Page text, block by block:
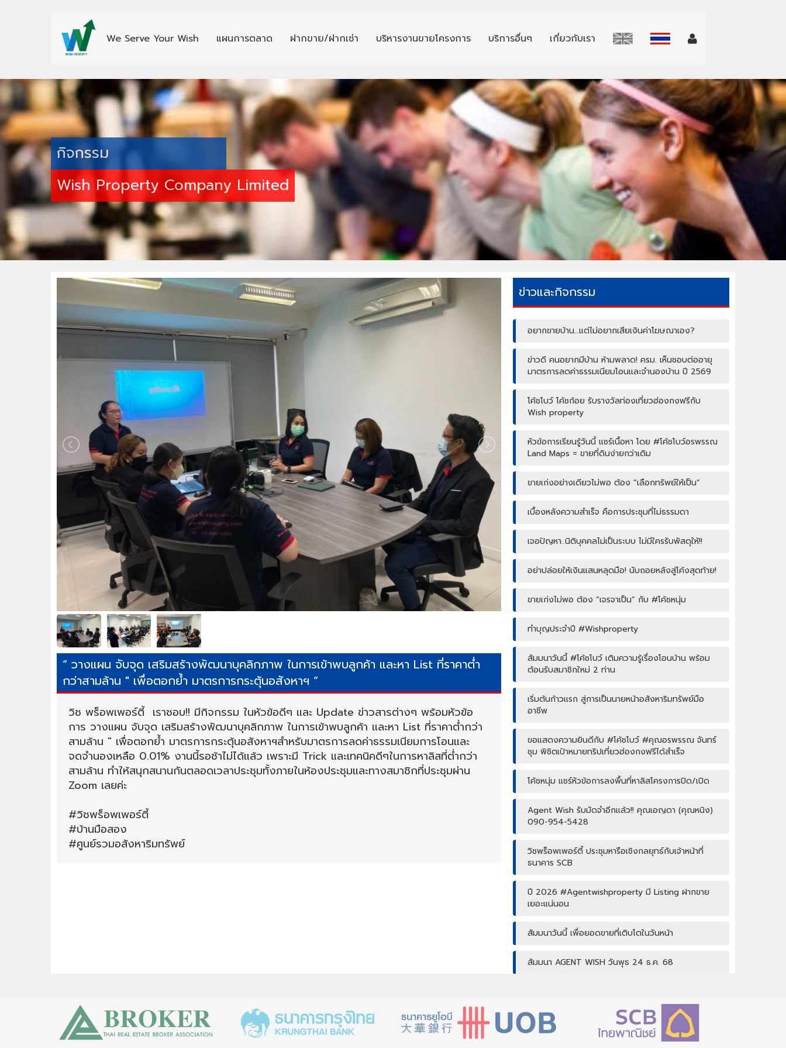
We Serve Your Wish แผนการตลาด ฝากขาย/ฝากเช่า บริหารงานขายโครงการ บริการอื่นๆ เกี่ยวกับเรา
กิจกรรม
Wish Property Company Limited
“ วางแผน จับจุด เสริมสร้างพัฒนาบุคลิกภาพ ในการเข้าพบลูกค้า และหา List ที่ราคาต่ำ
กว่าสามล้าน " เพื่อตอกย้ำ มาตรการกระตุ้นอสังหาฯ ”
วิช พร็อพเพอร์ตี้ เราชอบ!! มีกิจกรรม ในหัวข้อดีๆ และ Update ข่าวสารต่างๆ พร้อมหัวข้อ
การ วางแผน จับจุด เสริมสร้างพัฒนาบุคลิกภาพ ในการเข้าพบลูกค้า และหา List ที่ราคาต่ำกว่า
สามล้าน " เพื่อตอกย้ำ มาตรการกระตุ้นอสังหาฯสำหรับมาตรการลดค่าธรรมเนียมการโอนและ
จดจำนองเหลือ 0.01% งานนี้รอช้าไม่ได้แล้ว เพราะมี Trick และเทคนิคดีๆในการหาลิสที่ต่ำกว่า
สามล้าน ทำให้สนุกสนานกันตลอดเวลาประชุมทั้งภายในห้องประชุมและทางสมาชิกที่ประชุมผ่าน
Zoom เลยค่ะ
#วิชพร็อพเพอร์ตี้
#บ้านมือสอง
#ศูนย์รวมอสังหาริมทรัพย์
ข่าวและกิจกรรม
อยากขายบ้าน…แต่ไม่อยากเสียเงินค่าโฆษณาเอง?
ข่าวดี คนอยากมีบ้าน ห้ามพลาด! ครม. เห็นชอบต่ออายุ
มาตรการลดค่าธรรมเนียมโอนและจำนองบ้าน ปี 2569
โค้ชโบว์ โค้ชก้อย รับรางวัลท่องเที่ยวฮ่องกงฟรีกับ
Wish property
หัวข้อการเรียนรู้วันนี้ แชร์เนื้อหา โดย #โค้ชโบว์อรพรรณ
Land Maps = ขายที่ดินง่ายกว่าเดิม
ขายเก่งอย่างเดียวไม่พอ ต้อง “เลือกทรัพย์ให้เป็น”
เบื้องหลังความสำเร็จ คือการประชุมที่ไม่ธรรมดา
เจอปัญหา..นิติบุคคลไม่เป็นระบบ ไม่มีใครรับพัสดุให้!!
อย่าปล่อยให้เงินแสนหลุดมือ! นับถอยหลังสู่โค้งสุดท้าย!
ขายเก่งไม่พอ ต้อง “เจรจาเป็น” กับ #โค้ชหนุ่ม
ทำบุญประจำปี #Wishproperty
สัมมนาวันนี้ #โค้ชโบว์ เติมความรู้เรื่องโอนบ้าน พร้อม
ต้อนรับสมาชิกใหม่ 2 ท่าน
เริ่มต้นก้าวแรก สู่การเป็นนายหน้าอสังหาริมทรัพย์มือ
อาชีพ
ขอแสดงความยินดีกับ #โค้ชโบว์ #คุณอรพรรณ จันทร์
ชุม พิชิตเป้าหมายทริปเที่ยวฮ่องกงฟรีได้สำเร็จ
โค้ชหนุ่ม แชร์หัวข้อการลงพื้นที่หาลิสโครงการปิด/เปิด
Agent Wish รับมัดจำอีกแล้ว!! คุณเอญดา (คุณหนิง)
090-954-5428
วิชพร็อพเพอร์ตี้ ประชุมหารือเชิงกลยุทธ์กับเจ้าหน้าที่
ธนาคาร SCB
ปี 2026 #Agentwishproperty มี Listing ฝากขาย
เยอะแน่นอน
สัมมนาวันนี้ เพื่อยอดขายที่เติบโตในวันหน้า
สัมมนา AGENT WISH วันพุธ 24 ธ.ค. 68
เปิดบ้านให้ปัง ไม่ใช่แค่เปิดไฟ แชร์เทคนิคจริง เพิ่มโอกาส
ขายจริง